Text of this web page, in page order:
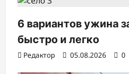
о
з
6 вариантов ужина
быстро и легко
Редактор 05.08.2026 0